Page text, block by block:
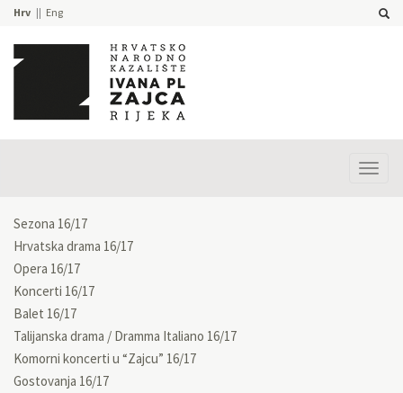
Hrv Eng
Sezona 16/17
Hrvatska drama 16/17
Opera 16/17
Koncerti 16/17
Balet 16/17
Talijanska drama / Dramma Italiano 16/17
Komorni koncerti u “Zajcu” 16/17
Gostovanja 16/17